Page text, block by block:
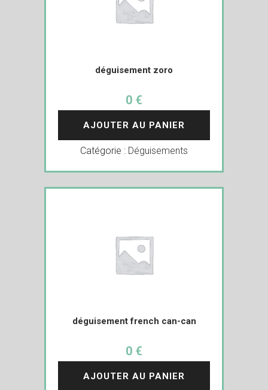
déguisement zoro
0 €
AJOUTER AU PANIER
Catégorie : Déguisements
déguisement french can-can
0 €
AJOUTER AU PANIER